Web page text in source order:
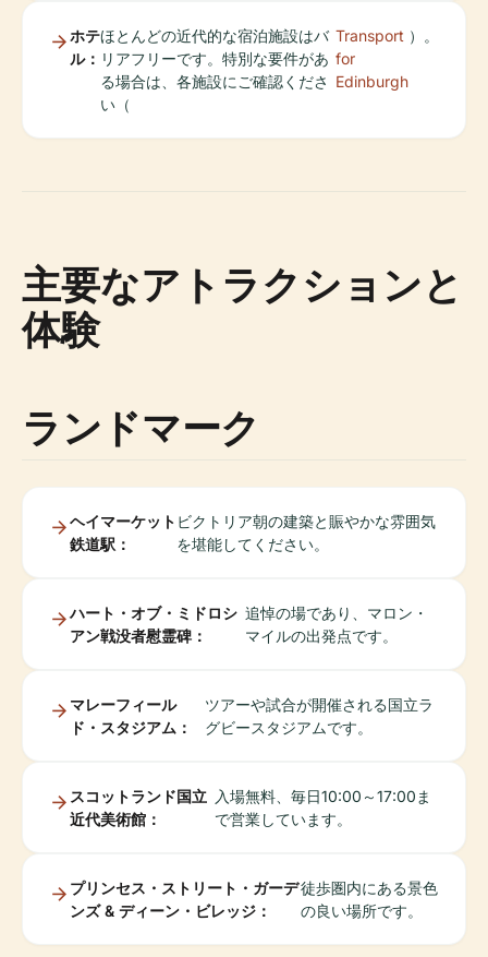
ホテ
ル：
ほとんどの近代的な宿泊施設はバ
リアフリーです。特別な要件があ
る場合は、各施設にご確認くださ
い（
Transport
for
Edinburgh
）。
主要なアトラクションと
体験
ランドマーク
ヘイマーケット
鉄道駅：
ビクトリア朝の建築と賑やかな雰囲気
を堪能してください。
ハート・オブ・ミドロシ
アン戦没者慰霊碑：
追悼の場であり、マロン・
マイルの出発点です。
マレーフィール
ド・スタジアム：
ツアーや試合が開催される国立ラ
グビースタジアムです。
スコットランド国立
近代美術館：
入場無料、毎日10:00～17:00ま
で営業しています。
プリンセス・ストリート・ガーデ
ンズ & ディーン・ビレッジ：
徒歩圏内にある景色
の良い場所です。